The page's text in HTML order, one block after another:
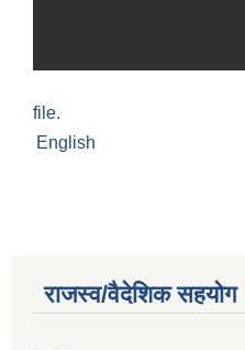
file.
English
राजस्व/वैदेशिक सहयोग